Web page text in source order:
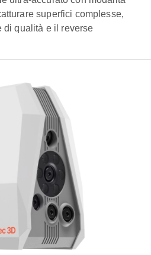
superfici complesse,
di qualità e il reverse